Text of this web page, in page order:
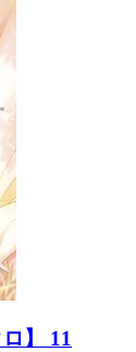
】 11